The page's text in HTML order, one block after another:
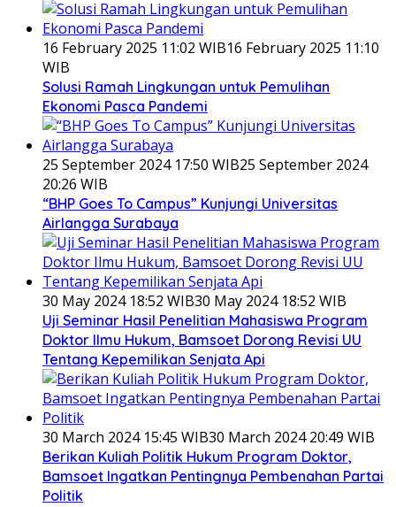
16 February 2025 11:02 WIB16 February 2025 11:10
WIB
Solusi Ramah Lingkungan untuk Pemulihan
Ekonomi Pasca Pandemi
25 September 2024 17:50 WIB25 September 2024
20:26 WIB
“BHP Goes To Campus” Kunjungi Universitas
Airlangga Surabaya
30 May 2024 18:52 WIB30 May 2024 18:52 WIB
Uji Seminar Hasil Penelitian Mahasiswa Program
Doktor Ilmu Hukum, Bamsoet Dorong Revisi UU
Tentang Kepemilikan Senjata Api
30 March 2024 15:45 WIB30 March 2024 20:49 WIB
Berikan Kuliah Politik Hukum Program Doktor,
Bamsoet Ingatkan Pentingnya Pembenahan Partai
Politik